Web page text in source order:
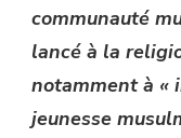
communauté
lancé à la
notamment à «
jeunesse